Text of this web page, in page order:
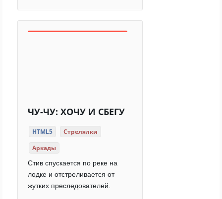
ЧУ-ЧУ: ХОЧУ И СБЕГУ
HTML5
Стрелялки
Аркады
Стив спускается по реке на
лодке и отстреливается от
жутких преследователей.